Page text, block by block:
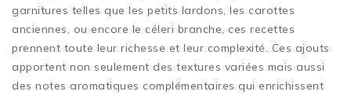
garnitures telles que les petits lardons, les carottes
anciennes, ou encore le céleri branche, ces recettes
prennent toute leur richesse et leur complexité. Ces ajouts
apportent non seulement des textures variées mais aussi
des notes aromatiques complémentaires qui enrichissent